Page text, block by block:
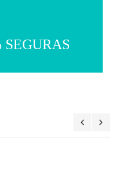
SEGURAS